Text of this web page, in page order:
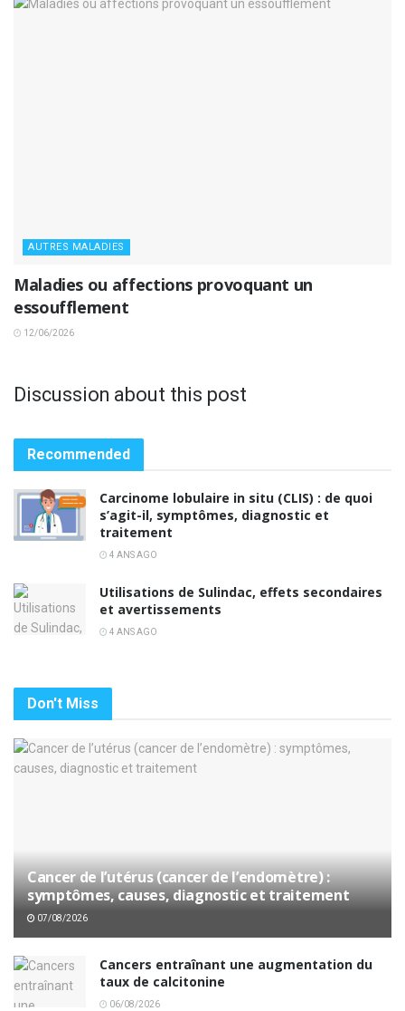
AUTRES MALADIES
Maladies ou affections provoquant un
essoufflement
12/06/2026
Discussion about this post
Recommended
Carcinome lobulaire in situ (CLIS) : de quoi
s’agit-il, symptômes, diagnostic et
traitement
4 ANS AGO
Utilisations de Sulindac, effets secondaires
et avertissements
4 ANS AGO
Don't Miss
Cancer de l’utérus (cancer de l’endomètre) :
symptômes, causes, diagnostic et traitement
07/08/2026
Cancers entraînant une augmentation du
taux de calcitonine
06/08/2026